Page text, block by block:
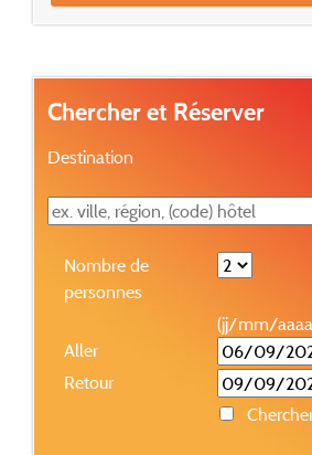
Chercher et Réserver
Destination
Nombre de
personnes
(jj/mm/
Aller
Retour